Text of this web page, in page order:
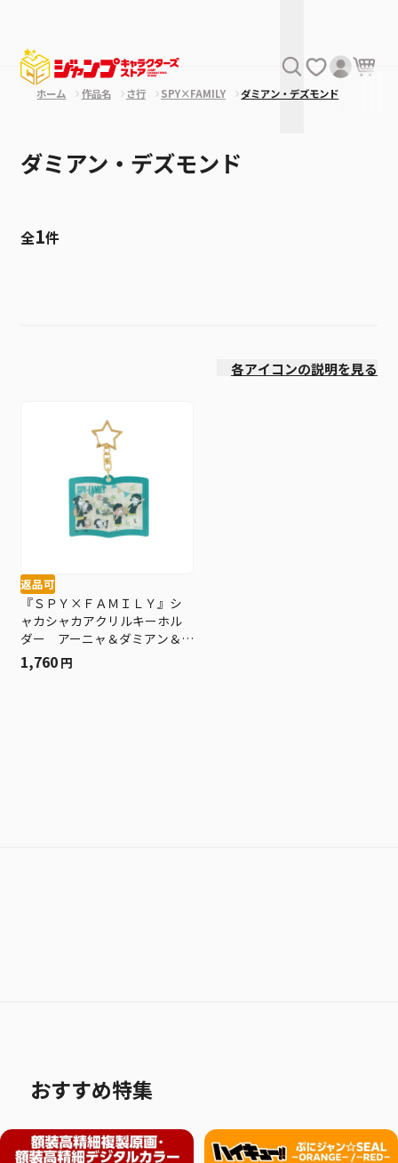
ホーム 作品名 さ行 SPY×FAMILY ダミアン・デズモンド
ダミアン・デズモンド
全1件
各アイコンの説明を見る
返品可
『ＳＰＹ×ＦＡＭＩＬＹ』シ
ャカシャカアクリルキーホル
ダー アーニャ＆ダミアン＆
ベッキー ＢＤ４−ＪＳ
1,760 円
おすすめ特集